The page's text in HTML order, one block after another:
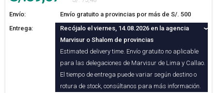
Envío:
Envío gratuito a provincias por más de S/. 500
Entrega:
Recójalo el viernes, 14.08.2026 en la agencia
Marvisur o Shalom de provincias
Estimated delivery time. Envío gratuito no aplicable
para las delegaciones de Marvisur de Lima y Callao.
El tiempo de entrega puede variar según destino o
rotura de stock, consúltanos para más información.